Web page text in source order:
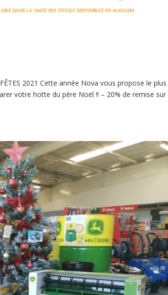
2021 Cette année Nova vous propose le plus
votre hotte du père Noël !! – 20% de remise sur